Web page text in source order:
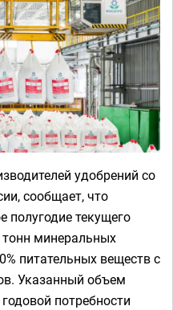
удобрений со
сообщает, что
полугодие текущего
тонн минеральных
питательных веществ с
Указанный объем
потребности